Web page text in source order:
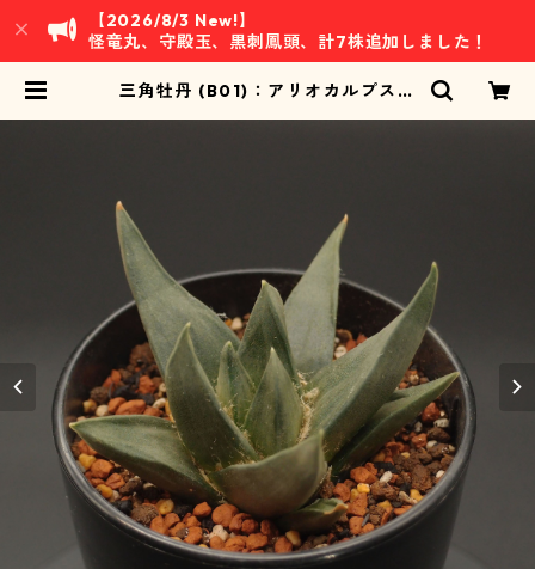
【2026/8/3 New!】
怪竜丸、守殿玉、黒刺鳳頭、計7株追加しました！
三角牡丹 (B01)：アリオカルプス属